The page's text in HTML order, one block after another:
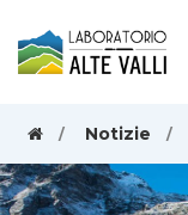
Notizie